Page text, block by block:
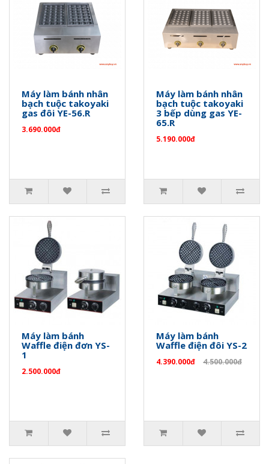
Máy làm bánh nhân
bạch tuộc takoyaki
gas đôi YE-56.R
3.690.000đ
Máy làm bánh nhân
bạch tuộc takoyaki
3 bếp dùng gas YE-
65.R
5.190.000đ
Máy làm bánh
Waffle điện đơn YS-
1
2.500.000đ
Máy làm bánh
Waffle điện đôi YS-2
4.390.000đ 4.500.000đ